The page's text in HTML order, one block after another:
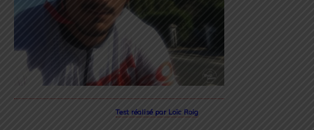
Test réalisé par Loïc Roig